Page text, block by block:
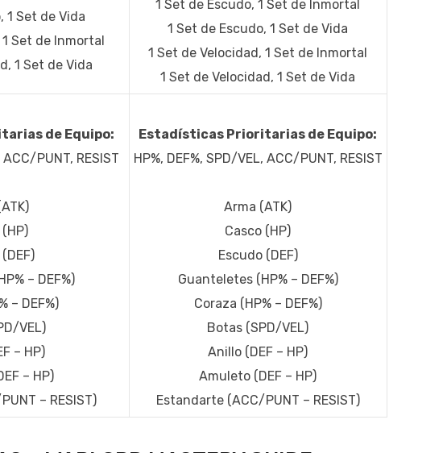
1 Set de Vida
Set de Inmortal
1 Set de Vida
1 Set de Escudo, 1 Set de Inmortal
1 Set de Escudo, 1 Set de Vida
1 Set de Velocidad, 1 Set de Inmortal
1 Set de Velocidad, 1 Set de Vida
de Equipo:
ACC/PUNT, RESIST
– DEF%)
– DEF%)
VEL)
– HP)
– HP)
– RESIST)
Estadísticas Prioritarias de Equipo:
HP%, DEF%, SPD/VEL, ACC/PUNT, RESIST
Arma (ATK)
Casco (HP)
Escudo (DEF)
Guanteletes (HP% – DEF%)
Coraza (HP% – DEF%)
Botas (SPD/VEL)
Anillo (DEF – HP)
Amuleto (DEF – HP)
Estandarte (ACC/PUNT – RESIST)